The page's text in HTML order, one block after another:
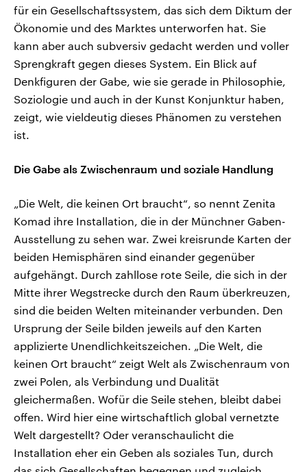
für ein Gesellschaftssystem, das sich dem Diktum der
Ökonomie und des Marktes unterworfen hat. Sie
kann aber auch subversiv gedacht werden und voller
Sprengkraft gegen dieses System. Ein Blick auf
Denkfiguren der Gabe, wie sie gerade in Philosophie,
Soziologie und auch in der Kunst Konjunktur haben,
zeigt, wie vieldeutig dieses Phänomen zu verstehen
ist.
Die Gabe als Zwischenraum und soziale Handlung
„Die Welt, die keinen Ort braucht“, so nennt Zenita
Komad ihre Installation, die in der Münchner Gaben-
Ausstellung zu sehen war. Zwei kreisrunde Karten der
beiden Hemisphären sind einander gegenüber
aufgehängt. Durch zahllose rote Seile, die sich in der
Mitte ihrer Wegstrecke durch den Raum überkreuzen,
sind die beiden Welten miteinander verbunden. Den
Ursprung der Seile bilden jeweils auf den Karten
applizierte Unendlichkeitszeichen. „Die Welt, die
keinen Ort braucht“ zeigt Welt als Zwischenraum von
zwei Polen, als Verbindung und Dualität
gleichermaßen. Wofür die Seile stehen, bleibt dabei
offen. Wird hier eine wirtschaftlich global vernetzte
Welt dargestellt? Oder veranschaulicht die
Installation eher ein Geben als soziales Tun, durch